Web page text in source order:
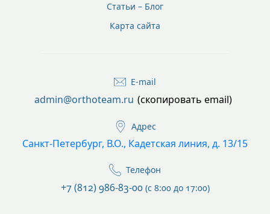
Статьи – Блог
Карта сайта
E-mail
admin@orthoteam.ru (скопировать email)
Адрес
Санкт-Петербург, В.О., Кадетская линия, д. 13/15
Телефон
+7 (812) 986-83-00(с 8:00 до 17:00)